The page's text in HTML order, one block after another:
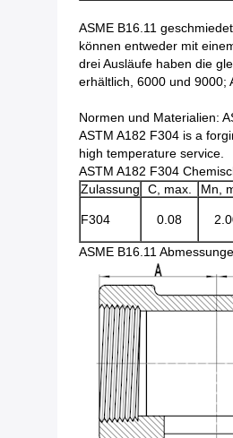
ASME B16.11
können entweder mit
drei Ausläufe haben die
erhältlich, 6000 und 9000;
Normen und Materialien:
ASTM A182 F304 is a
high temperature service.
ASTM A182 F304
Zulassung
C, max. Mn,
F304 0.08
ASME B16.11